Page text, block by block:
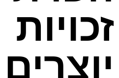
זכויות
יוצרים